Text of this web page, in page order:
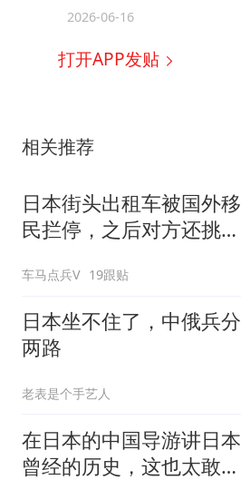
2026-06-16
打开APP发贴
相关推荐
日本街头出租车被国外移
民拦停，之后对方还挑衅
车马点兵V 19跟贴
日本坐不住了，中俄兵分
两路
老表是个手艺人
在日本的中国导游讲日本
曾经的历史，这也太敢说